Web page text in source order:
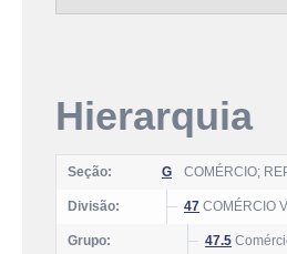
Hierarquia
Seção: G COMÉRCIO;
Divisão: 47 COMÉRCIO
Grupo: 47.5